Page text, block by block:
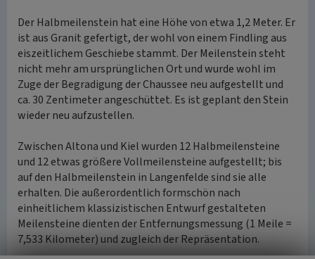
Der Halbmeilenstein hat eine Höhe von etwa 1,2 Meter. Er
ist aus Granit gefertigt, der wohl von einem Findling aus
eiszeitlichem Geschiebe stammt. Der Meilenstein steht
nicht mehr am ursprünglichen Ort und wurde wohl im
Zuge der Begradigung der Chaussee neu aufgestellt und
ca. 30 Zentimeter angeschüttet. Es ist geplant den Stein
wieder neu aufzustellen.
Zwischen Altona und Kiel wurden 12 Halbmeilensteine
und 12 etwas größere Vollmeilensteine aufgestellt; bis
auf den Halbmeilenstein in Langenfelde sind sie alle
erhalten. Die außerordentlich formschön nach
einheitlichem klassizistischen Entwurf gestalteten
Meilensteine dienten der Entfernungsmessung (1 Meile =
7,533 Kilometer) und zugleich der Repräsentation.